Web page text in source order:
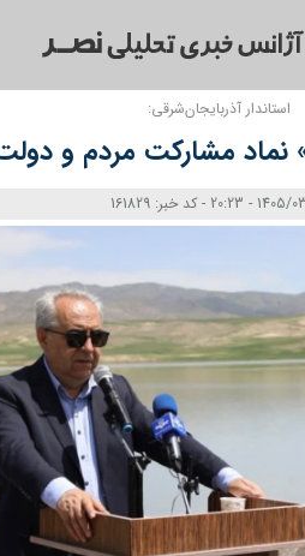
استاندار آذربایجان‌شرقی:
نماد مشارکت مردم و
- کد خبر: 161829